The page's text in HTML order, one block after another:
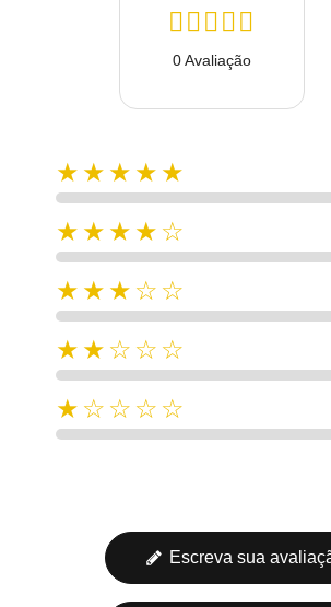
0 Avaliação
★★★★★
★★★★☆
★★★☆☆
★★☆☆☆
★☆☆☆☆
Escreva sua